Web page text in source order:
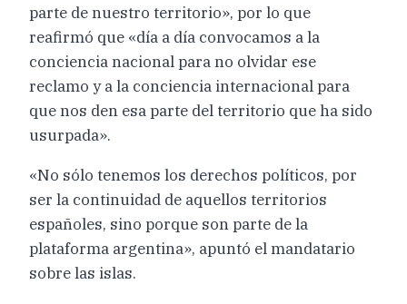
parte de nuestro territorio», por lo que
reafirmó que «día a día convocamos a la
conciencia nacional para no olvidar ese
reclamo y a la conciencia internacional para
que nos den esa parte del territorio que ha sido
usurpada».
«No sólo tenemos los derechos políticos, por
ser la continuidad de aquellos territorios
españoles, sino porque son parte de la
plataforma argentina», apuntó el mandatario
sobre las islas.